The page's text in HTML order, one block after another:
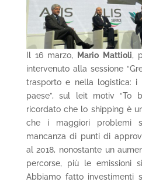
Il 16 marzo, Mario Mattioli,
intervenuto alla sessione
trasporto e nella logistica: i
paese”, sul leit motiv “To
ricordato che lo shipping è
che i maggiori problemi
mancanza di punti di
al 2018, nonostante un
percorse, più le emissioni
Abbiamo fatto investimenti